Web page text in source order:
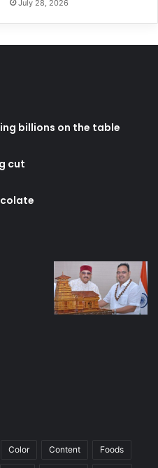
July 28, 2026
billions on the table
cut
Color Content Foods